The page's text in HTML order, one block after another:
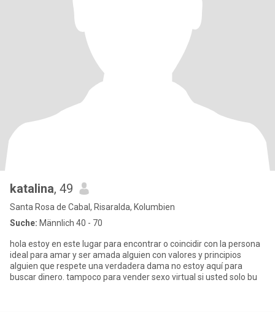
katalina, 49
Santa Rosa de Cabal, Risaralda, Kolumbien
Suche: Männlich 40 - 70
hola estoy en este lugar para encontrar o coincidir con la persona
ideal para amar y ser amada alguien con valores y principios
alguien que respete una verdadera dama no estoy aquí para
buscar dinero. tampoco para vender sexo virtual si usted solo bu